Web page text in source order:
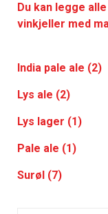
Du kan legge
vinkjeller med
India pale ale (2)
Lys ale (2)
Lys lager (1)
Pale ale (1)
Surøl (7)